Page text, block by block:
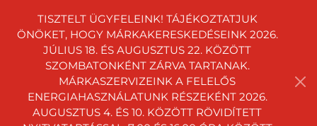
TISZTELT ÜGYFELEINK! TÁJÉKOZTATJUK
ÖNÖKET, HOGY MÁRKAKERESKEDÉSEINK 2026.
JÚLIUS 18. ÉS AUGUSZTUS 22. KÖZÖTT
SZOMBATONKÉNT ZÁRVA TARTANAK.
MÁRKASZERVIZEINK A FELELŐS
ENERGIAHASZNÁLATUNK RÉSZEKÉNT 2026.
AUGUSZTUS 4. ÉS 10. KÖZÖTT RÖVIDÍTETT